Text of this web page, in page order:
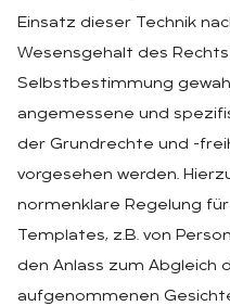
Einsatz dieser Technik
Wesensgehalt des
Selbstbestimmung
angemessene und
der Grundrechte und -
vorgesehen werden.
normenklare Regelung
Templates, z.B. von
den Anlass zum Abgleich
aufgenommenen